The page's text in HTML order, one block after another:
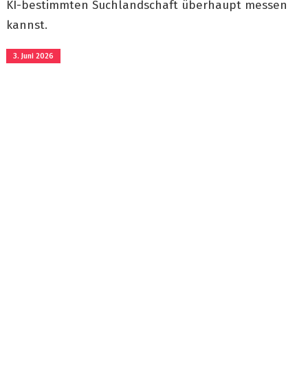
KI-bestimmten Suchlandschaft überhaupt messen
kannst.
3. Juni 2026